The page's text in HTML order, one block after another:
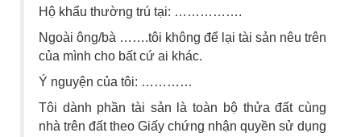
Hộ khẩu thường trú tại: …………….
Ngoài ông/bà …….tôi không để lại tài sản nêu trên
của mình cho bất cứ ai khác.
Ý nguyện của tôi: …………
Tôi dành phần tài sản là toàn bộ thửa đất cùng
nhà trên đất theo Giấy chứng nhận quyền sử dụng